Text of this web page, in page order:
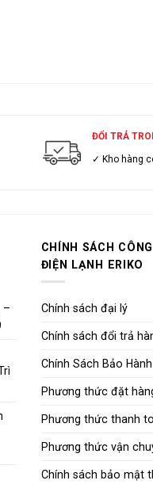
ĐỔI TRẢ
✓ Kho hàng
–
CHÍNH SÁCH
ĐIỆN LẠNH ERIKO
Chính sách đại lý
Chính sách đổi trả
Chính Sách Bảo Hành
Phương thức đặt
Phương thức thanh
Phương thức vận
Chính sách bảo mật